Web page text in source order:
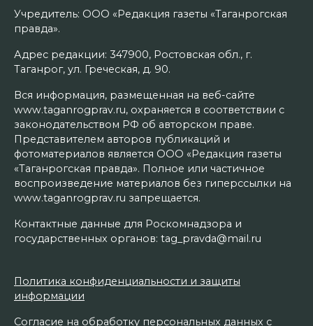
Учредитель: ООО «Редакция газеты «Таганрогская
правда».
Адрес редакции: 347900, Ростовская обл., г.
Таганрог, ул. Греческая, д. 90.
Вся информация, размещенная на веб-сайте
www.taganrogprav.ru, охраняется в соответствии с
законодательством РФ об авторском праве.
Представителем авторов публикаций и
фотоматериалов является ООО «Редакция газеты
«Таганрогская правда». Полное или частичное
воспроизведение материалов без гиперссылки на
www.taganrogprav.ru запрещается.
Контактные данные для Роскомнадзора и
государственных органов: tag_pravda@mail.ru
Политика конфиденциальности и защиты
информации
Согласие на обработку персональных данных с